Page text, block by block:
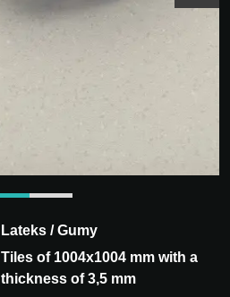
Lateks / Gumy
Tiles of 1004x1004 mm with a
thickness of 3,5 mm